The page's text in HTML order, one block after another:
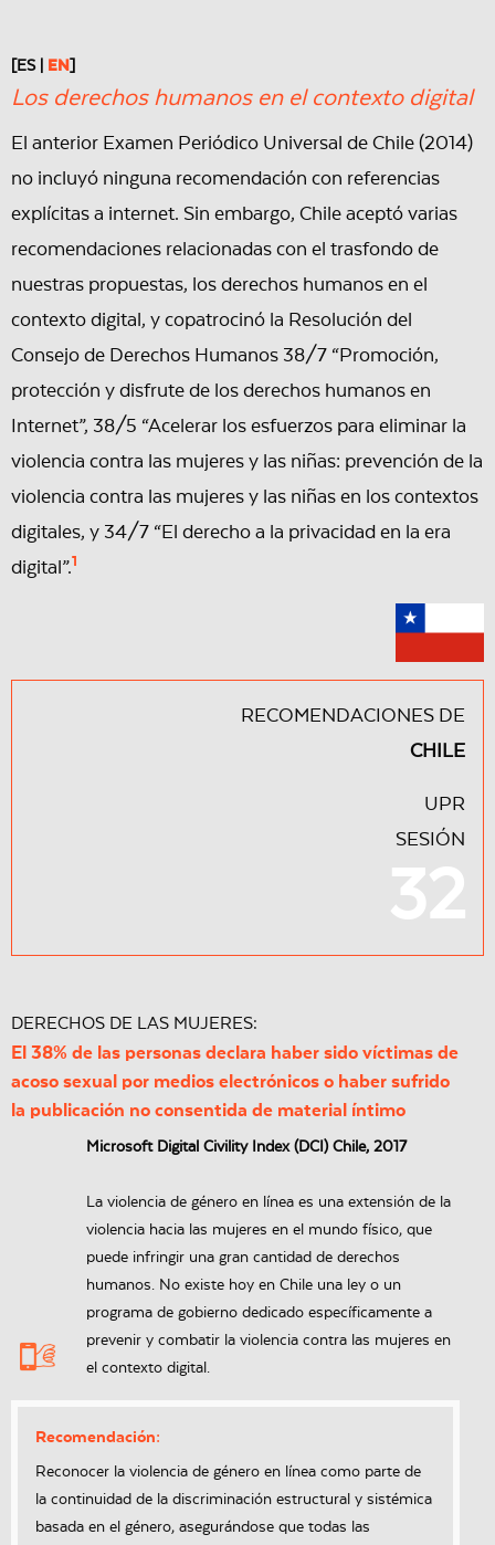
[ES | EN
Los derechos humanos en el contexto digital
El anterior Examen Periódico Universal de Chile (2014)
no incluyó ninguna recomendación con referencias
explícitas a internet. Sin embargo, Chile aceptó varias
recomendaciones relacionadas con el trasfondo de
nuestras propuestas, los derechos humanos en el
contexto digital, y copatrocinó la Resolución del
Consejo de Derechos Humanos 38/7 “Promoción,
protección y disfrute de los derechos humanos en
Internet”, 38/5 “Acelerar los esfuerzos para eliminar la
violencia contra las mujeres y las niñas: prevención de la
violencia contra las mujeres y las niñas en los contextos
digitales, y 34/7 “El derecho a la privacidad en la era
digital”.1
RECOMENDACIONES DE
CHILE
UPR
SESIÓN
32
DERECHOS DE LAS MUJERES:
El 38% de las personas declara haber sido víctimas de
acoso sexual por medios electrónicos o haber sufrido
la publicación no consentida de material íntimo
Microsoft Digital Civility Index (DCI) Chile, 2017
La violencia de género en línea es una extensión de la
violencia hacia las mujeres en el mundo físico, que
puede infringir una gran cantidad de derechos
humanos. No existe hoy en Chile una ley o un
programa de gobierno dedicado específicamente a
prevenir y combatir la violencia contra las mujeres en
el contexto digital.
Recomendación:
Reconocer la violencia de género en línea como parte de
la continuidad de la discriminación estructural y sistémica
basada en el género, asegurándose que todas las